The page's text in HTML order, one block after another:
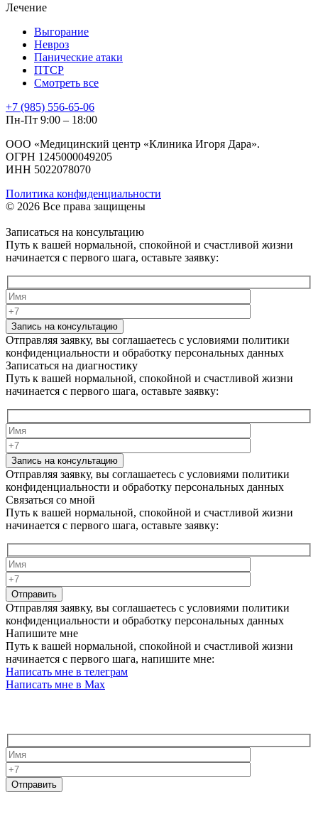
Лечение
Выгорание
Невроз
Панические атаки
ПТСР
Смотреть все
+7 (985) 556-65-06
Пн-Пт 9:00 – 18:00
ООО «Медицинский центр «Клиника Игоря Дара».
ОГРН 1245000049205
ИНН 5022078070
Политика конфиденциальности
© 2026 Все права защищены
Записаться на консультацию
Путь к вашей нормальной, спокойной и счастливой жизни
начинается с первого шага, оставьте заявку:
Запись на консультацию
Отправляя заявку, вы соглашаетесь с условиями политики
конфиденциальности и обработку персональных данных
Записаться на диагностику
Путь к вашей нормальной, спокойной и счастливой жизни
начинается с первого шага, оставьте заявку:
Запись на консультацию
Отправляя заявку, вы соглашаетесь с условиями политики
конфиденциальности и обработку персональных данных
Связаться со мной
Путь к вашей нормальной, спокойной и счастливой жизни
начинается с первого шага, оставьте заявку:
Отправить
Отправляя заявку, вы соглашаетесь с условиями политики
конфиденциальности и обработку персональных данных
Напишите мне
Путь к вашей нормальной, спокойной и счастливой жизни
начинается с первого шага, напишите мне:
Написать мне в телеграм
Написать мне в Max
Отправить